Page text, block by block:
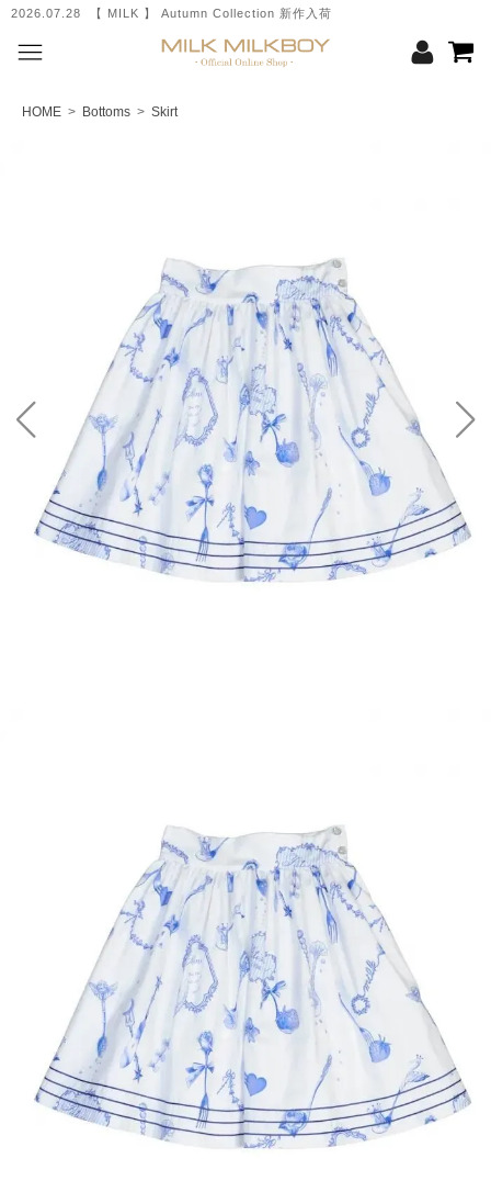
2026.07.28 【 MILK 】 Autumn Collection 新作入荷
HOME > Bottoms > Skirt